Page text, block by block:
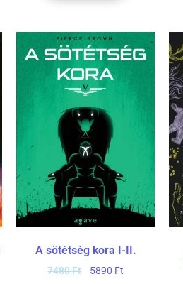
A sötétség kora I-II.
7480Ft 5890 Ft